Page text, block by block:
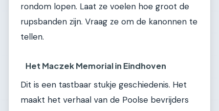
rondom lopen. Laat ze voelen hoe groot de
rupsbanden zijn. Vraag ze om de kanonnen te
tellen.
Het Maczek Memorial in Eindhoven
Dit is een tastbaar stukje geschiedenis. Het
maakt het verhaal van de Poolse bevrijders